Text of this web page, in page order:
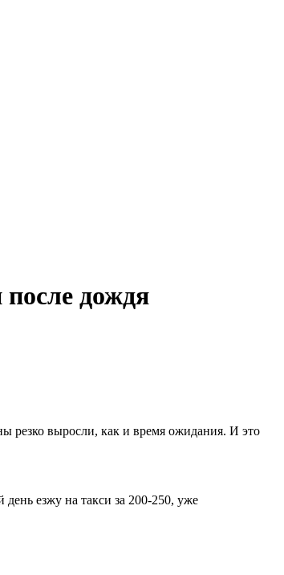
дождя
резко выросли, как и время ожидания. И это
езжу на такси за 200-250, уже